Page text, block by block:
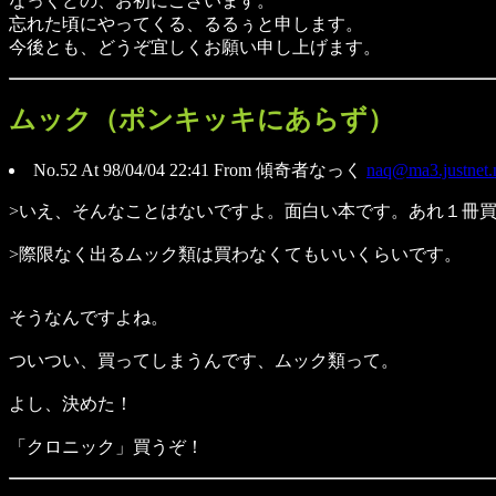
忘れた頃にやってくる、るるぅと申します。
今後とも、どうぞ宜しくお願い申し上げます。
ムック（ポンキッキにあらず）
No.52 At 98/04/04 22:41 From 傾奇者なっく
>いえ、そんなことはないですよ。面白い本です。あれ１冊買
>際限なく出るムック類は買わなくてもいいくらいです。
そうなんですよね。
ついつい、買ってしまうんです、ムック類って。
よし、決めた！
「クロニック」買うぞ！